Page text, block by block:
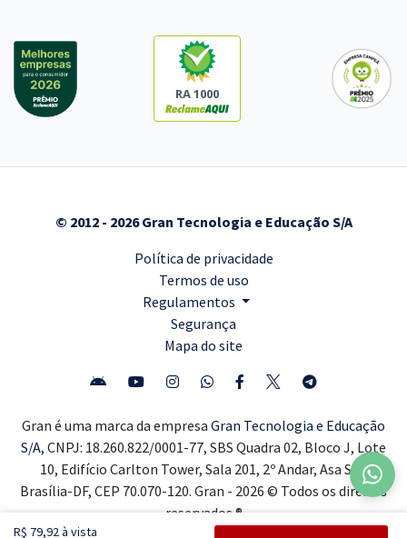
R$ 79,92 à vista
RA 1000
© 2012 - 2026 Gran Tecnologia e Educação S/A
Política de privacidade
Termos de uso
Regulamentos
Segurança
Mapa do site
Gran é uma marca da empresa Gran Tecnologia e Educação
S/A, CNPJ: 18.260.822/0001-77, SBS Quadra 02, Bloco J, Lote
10, Edifício Carlton Tower, Sala 201, 2º Andar, Asa Sul,
Brasília-DF, CEP 70.070-120. Gran - 2026 © Todos os direitos
reservados ®